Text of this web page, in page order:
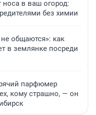
носа в ваш огород:
без химии
общаются»: как
в землянке посреди
парфюмер
кому страшно, — он